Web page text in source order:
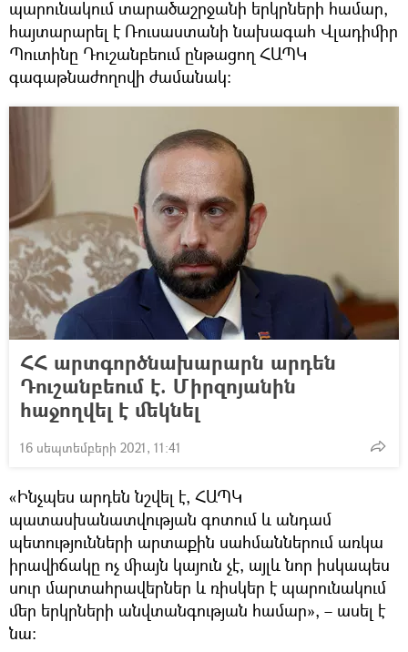
պարունակում տարածաշրջանի երկրների համար,
հայտարարել է Ռուսաստանի նախագահ Վլադիմիր
Պուտինը Դուշանբեում ընթացող ՀԱՊԿ
գագաթնաժողովի ժամանակ։
ՀՀ արտգործնախարարն արդեն
Դուշանբեում է. Միրզոյանին
հաջողվել է մեկնել
16 սեպտեմբերի 2021, 11:41
«Ինչպես արդեն նշվել է, ՀԱՊԿ
պատասխանատվության գոտում և անդամ
պետությունների արտաքին սահմաններում առկա
իրավիճակը ոչ միայն կայուն չէ, այլև նոր իսկապես
սուր մարտահրավերներ և ռիսկեր է պարունակում
մեր երկրների անվտանգության համար», – ասել է
նա։